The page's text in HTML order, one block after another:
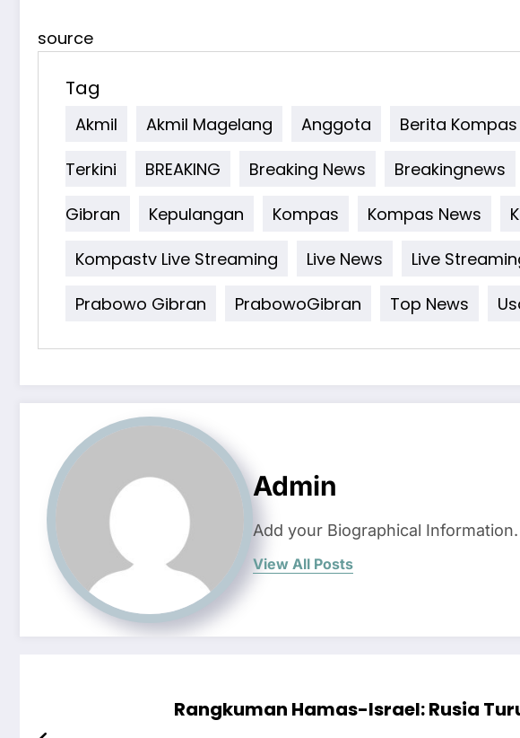
source
Tag
Akmil Akmil Magelang Anggota Berita Kompas
Terkini
BREAKING Breaking News Breakingnews
Gibran
Kepulangan Kompas Kompas News
Kompastv Live Streaming
Live News Live
Prabowo Gibran
PrabowoGibran Top News
Admin
Add your Biographical Information.
View All Posts
Rangkuman Hamas-Israel: Rusia